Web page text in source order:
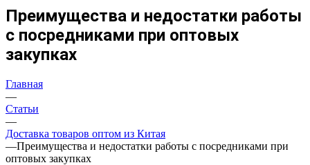
Преимущества и недостатки работы
с посредниками при оптовых
закупках
Главная
—
Статьи
—
Доставка товаров оптом из Китая
—Преимущества и недостатки работы с посредниками при
оптовых закупках